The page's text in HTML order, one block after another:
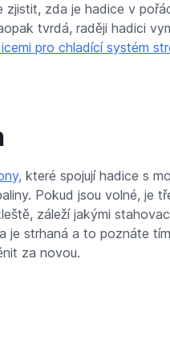
zjistit, zda je hadice v
tvrdá, raději hadici
pro chladící systém
které spojují hadice s
Pokud jsou volné, je
záleží jakými
je strhaná a to poznáte
za novou.